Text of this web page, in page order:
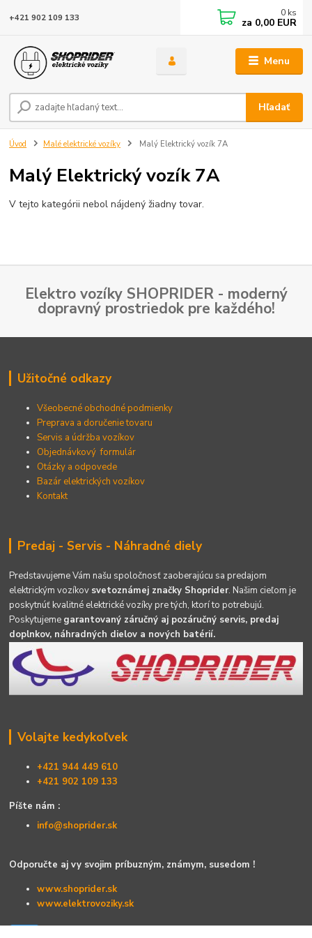
Menu
Hľadať
+421 902 109 133 0 ks
za 0,00 EUR
Úvod Malé elektrické vozíky Malý Elektrický vozík 7A
Malý Elektrický vozík 7A
V tejto kategórii nebol nájdený žiadny tovar.
Elektro vozíky SHOPRIDER - moderný
dopravný prostriedok pre každého!
Užitočné odkazy
Všeobecné obchodné podmienky
Preprava a doručenie tovaru
Servis a údržba vozíkov
Objednávkový formulár
Otázky a odpovede
Bazár elektrických vozíkov
Kontakt
Predaj - Servis - Náhradné diely
Predstavujeme Vám našu spoločnosť zaoberajúcu sa predajom
elektrickým vozíkov svetoznámej značky Shoprider. Našim cieľom je
poskytnúť kvalitné elektrické vozíky pre tých, ktorí to potrebujú.
Poskytujeme garantovaný záručný aj pozáručný servis, predaj
doplnkov, náhradných dielov a nových batérií.
Volajte kedykoľvek
+421 944 449 610
+421 902 109 133
Píšte nám :
info@shoprider.sk
Odporučte aj vy svojim príbuzným, známym, susedom !
www.shoprider.sk
www.elektrovoziky.sk